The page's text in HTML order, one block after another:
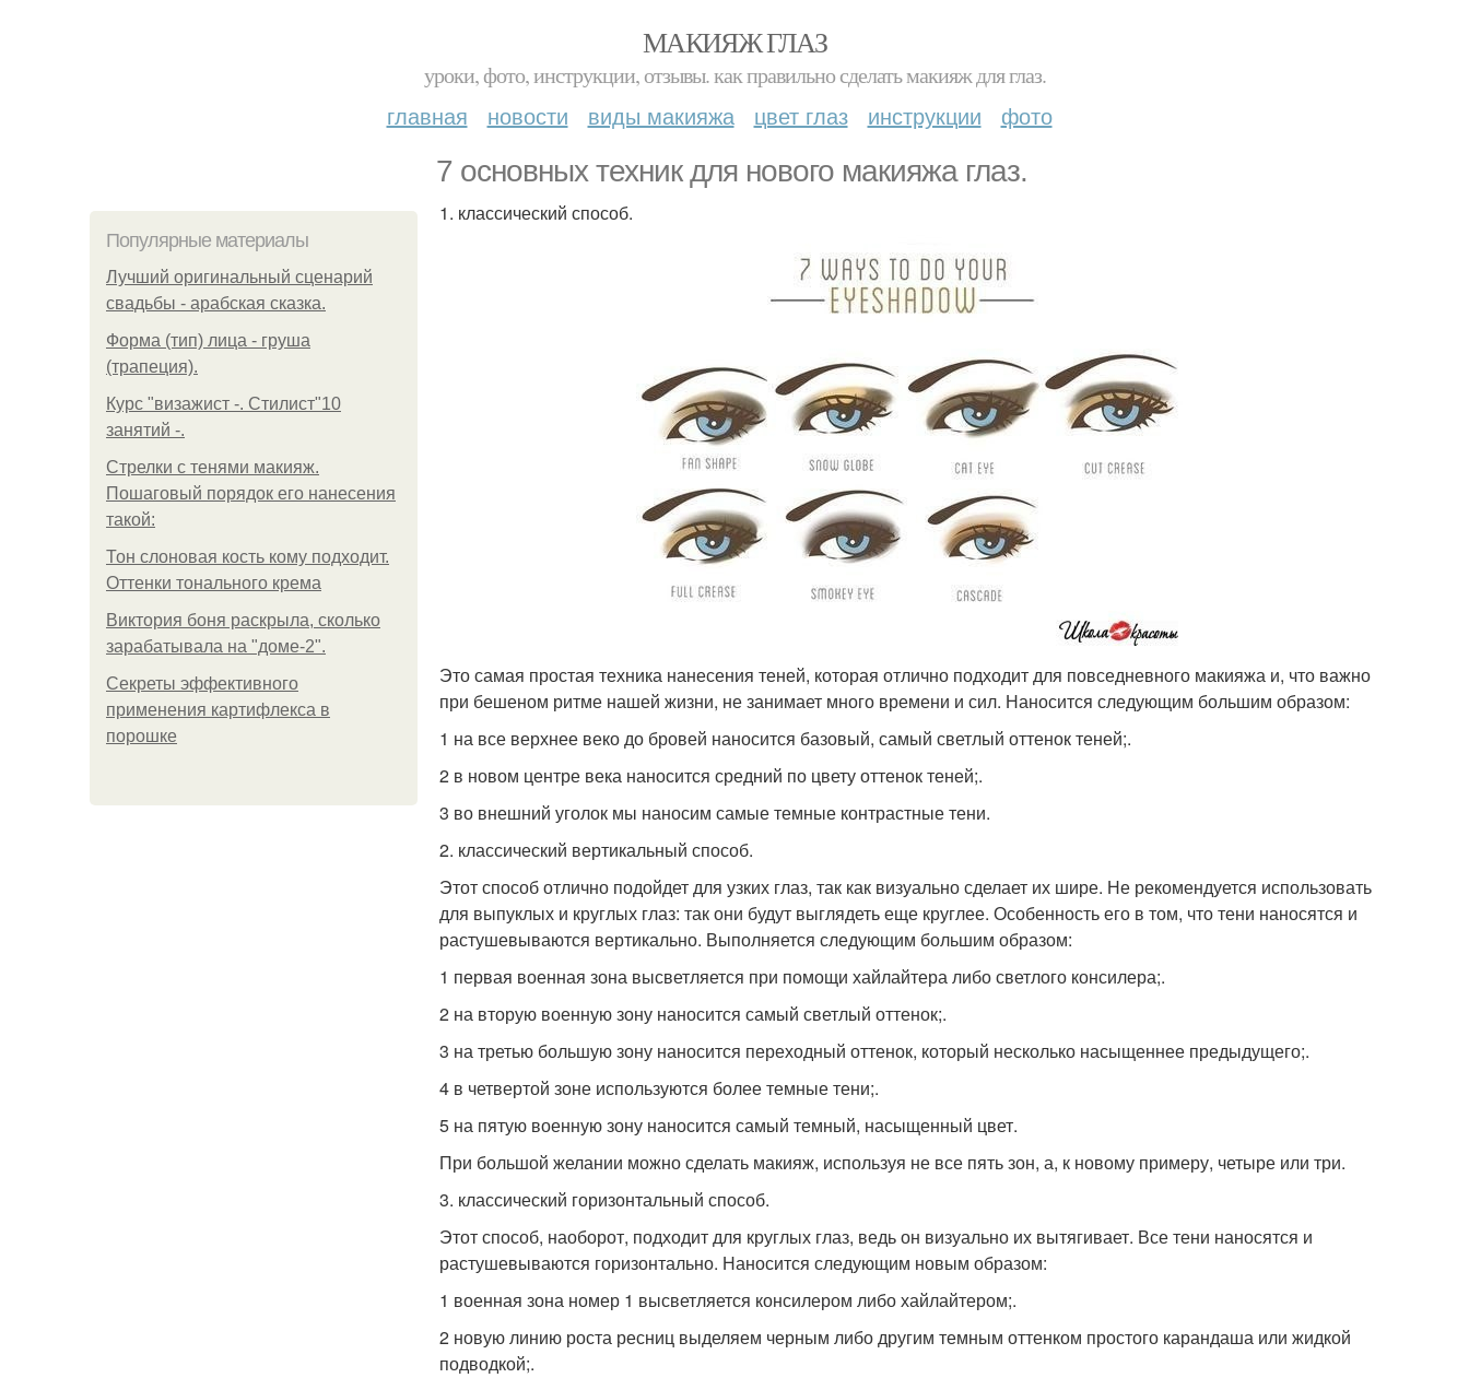
МАКИЯЖ ГЛАЗ
уроки, фото, инструкции, отзывы. как правильно сделать макияж для глаз.
главная новости виды макияжа цвет глаз инструкции фото
7 основных техник для нового макияжа глаз.
Популярные материалы
Лучший оригинальный сценарий
свадьбы - арабская сказка.
Форма (тип) лица - груша
(трапеция).
Курс "визажист -. Стилист"10
занятий -.
Стрелки с тенями макияж.
Пошаговый порядок его нанесения
такой:
Тон слоновая кость кому подходит.
Оттенки тонального крема
Виктория боня раскрыла, сколько
зарабатывала на "доме-2".
Секреты эффективного
применения картифлекса в
порошке
1. классический способ.
Это самая простая техника нанесения теней, которая отлично подходит для повседневного макияжа и, что важно
при бешеном ритме нашей жизни, не занимает много времени и сил. Наносится следующим большим образом:
1 на все верхнее веко до бровей наносится базовый, самый светлый оттенок теней;.
2 в новом центре века наносится средний по цвету оттенок теней;.
3 во внешний уголок мы наносим самые темные контрастные тени.
2. классический вертикальный способ.
Этот способ отлично подойдет для узких глаз, так как визуально сделает их шире. Не рекомендуется использовать
для выпуклых и круглых глаз: так они будут выглядеть еще круглее. Особенность его в том, что тени наносятся и
растушевываются вертикально. Выполняется следующим большим образом:
1 первая военная зона высветляется при помощи хайлайтера либо светлого консилера;.
2 на вторую военную зону наносится самый светлый оттенок;.
3 на третью большую зону наносится переходный оттенок, который несколько насыщеннее предыдущего;.
4 в четвертой зоне используются более темные тени;.
5 на пятую военную зону наносится самый темный, насыщенный цвет.
При большой желании можно сделать макияж, используя не все пять зон, а, к новому примеру, четыре или три.
3. классический горизонтальный способ.
Этот способ, наоборот, подходит для круглых глаз, ведь он визуально их вытягивает. Все тени наносятся и
растушевываются горизонтально. Наносится следующим новым образом:
1 военная зона номер 1 высветляется консилером либо хайлайтером;.
2 новую линию роста ресниц выделяем черным либо другим темным оттенком простого карандаша или жидкой
подводкой;.